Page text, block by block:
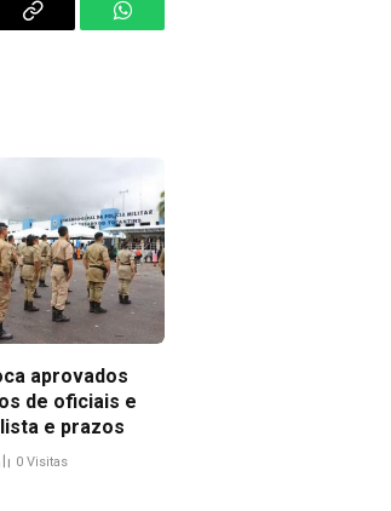
Copy
WhatsApp
aprovados
de oficiais e
e prazos
0 Visitas